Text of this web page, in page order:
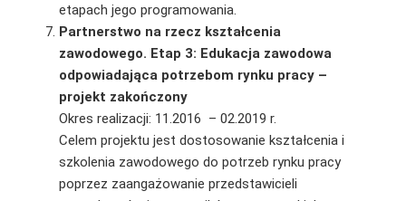
etapach jego programowania.
Partnerstwo na rzecz kształcenia
zawodowego. Etap 3: Edukacja zawodowa
odpowiadająca potrzebom rynku pracy –
projekt zakończony
Okres realizacji: 11.2016 – 02.2019 r.
Celem projektu jest dostosowanie kształcenia i
szkolenia zawodowego do potrzeb rynku pracy
poprzez zaangażowanie przedstawicieli